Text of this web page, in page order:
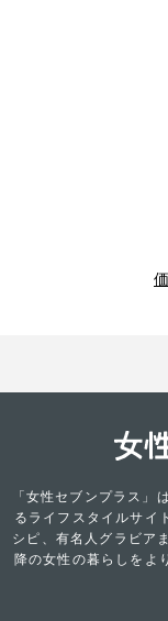
「女性セブンプラス」
るライフスタイルサイ
シピ、有名人グラビア
降の女性の暮らしをよ